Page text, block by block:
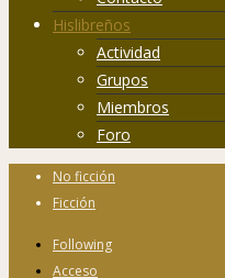
Hislibreños
Actividad
Grupos
Miembros
Foro
No ficción
Ficción
Following
Acceso